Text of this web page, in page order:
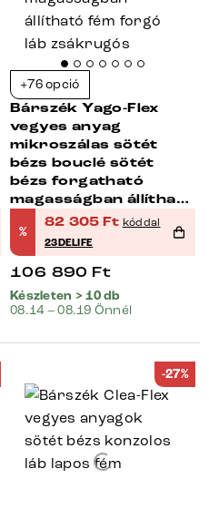
+76 opció
Bárszék Yago-Flex
vegyes anyag
mikroszálas sötét
bézs bouclé sötét
bézs forgatható
magasságban állítható
fém forgó láb
zsákrugós
%
82 305 Ft kóddal
23DELIFE
106 890 Ft
Készleten > 10 db
08.14 – 08.19 Önnél
-27%